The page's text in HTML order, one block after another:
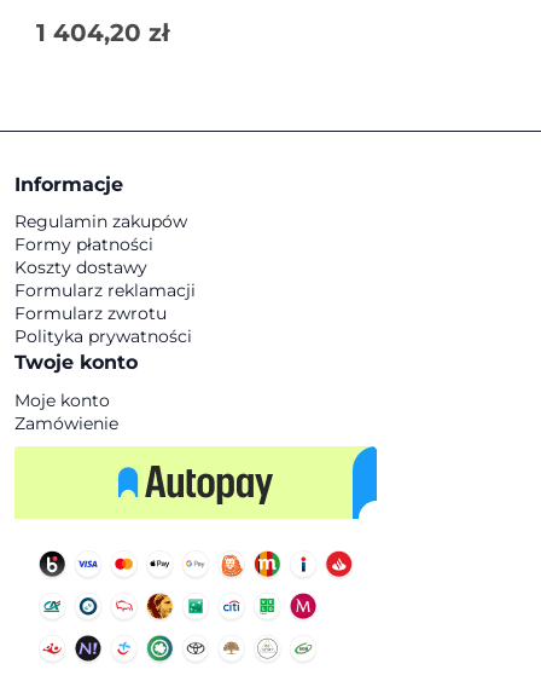
1 404,20 zł
Informacje
Regulamin zakupów
Formy płatności
Koszty dostawy
Formularz reklamacji
Formularz zwrotu
Polityka prywatności
Twoje konto
Moje konto
Zamówienie